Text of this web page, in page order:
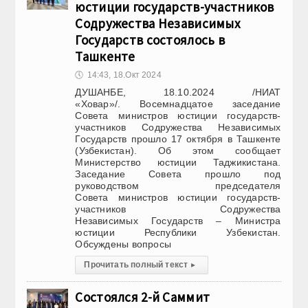
юстиции государств-участников
Содружества Независимых
Государств состоялось в
Ташкенте
🕔 14:43, 18.Окт 2024
ДУШАНБЕ, 18.10.2024 /НИАТ
«Ховар»/. Восемнадцатое заседание
Совета министров юстиции государств-
участников Содружества Независимых
Государств прошло 17 октября в Ташкенте
(Узбекистан). Об этом сообщает
Министерство юстиции Таджикистана.
Заседание Совета прошло под
руководством председателя
Совета министров юстиции государств-
участников Содружества
Независимых Государств – Министра
юстиции Республики Узбекистан.
Обсуждены вопросы
Прочитать полный текст ▸
Состоялся 2-й Саммит